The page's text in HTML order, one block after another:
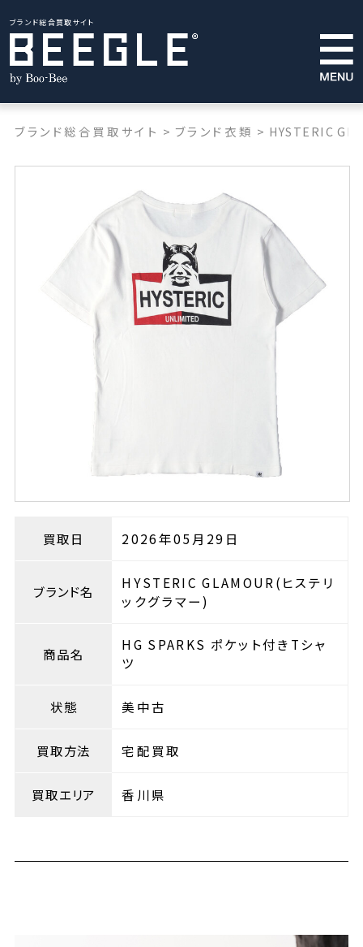
ブランド総合買取サイト
ブランド総合買取サイト > ブランド衣類 > HYSTERIC
買取日 2026年05月29日
ブランド名
HYSTERIC GLAMOUR(ヒステリ
ックグラマー)
商品名
HG SPARKS ポケット付きTシャ
ツ
状態 美中古
買取方法 宅配買取
買取エリア 香川県